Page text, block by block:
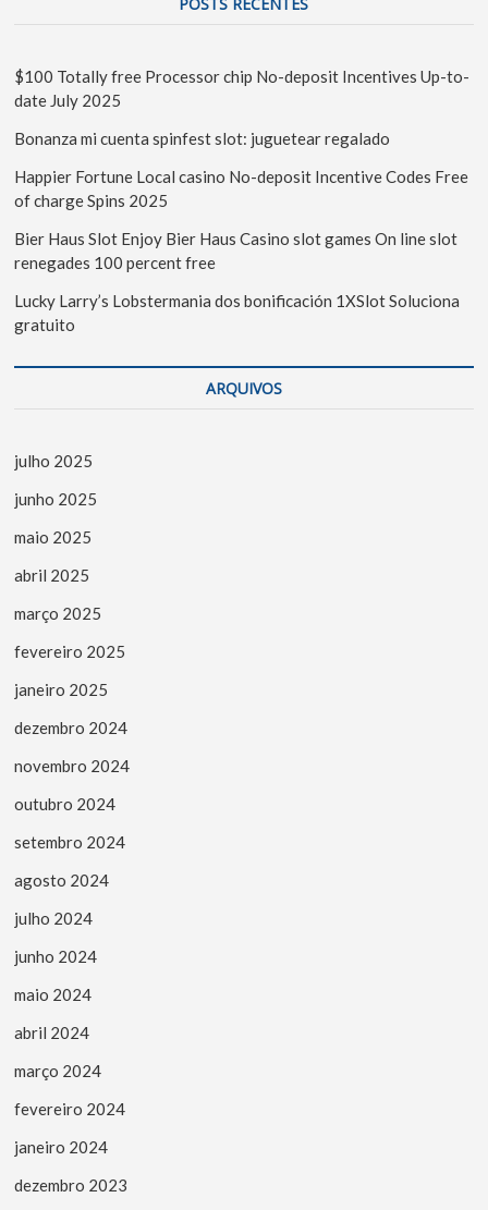
$100 Totally free Processor chip No-deposit Incentives Up-to-
date July 2025
Bonanza mi cuenta spinfest slot: juguetear regalado
Happier Fortune Local casino No-deposit Incentive Codes Free
of charge Spins 2025
Bier Haus Slot Enjoy Bier Haus Casino slot games On line slot
renegades 100 percent free
Lucky Larry’s Lobstermania dos bonificación 1XSlot Soluciona
gratuito
ARQUIVOS
julho 2025
junho 2025
maio 2025
abril 2025
março 2025
fevereiro 2025
janeiro 2025
dezembro 2024
novembro 2024
outubro 2024
setembro 2024
agosto 2024
julho 2024
junho 2024
maio 2024
abril 2024
março 2024
fevereiro 2024
janeiro 2024
dezembro 2023